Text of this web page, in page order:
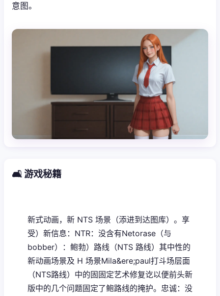
意图。
🛋️ 游戏秘籍
新式动画，新 NTS 场景（添进到达图库）。享
受）新信息：NTR：没含有Netorase（与
bobber）：鲍勃）路线（NTS 路线）其中性的
新动画场景及 H 场景Mila&ere;paul打斗场层面
（NTS路线）中的固固定艺术修复讫以便前头新
版中的几个问题固定了鲍路线的掩护。忠诚：没